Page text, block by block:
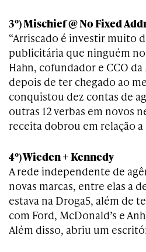
3º) Mischief @ No Fixed
“Arriscado é investir muito
publicitária que ninguém
Hahn, cofundador e CCO da
depois de ter chegado ao
conquistou dez contas de
outras 12 verbas em novos
receita dobrou em relação a
4º) Wieden + Kennedy
A rede independente de
novas marcas, entre elas a
estava na Droga5, além de
com Ford, McDonald’s e
Além disso, abriu um